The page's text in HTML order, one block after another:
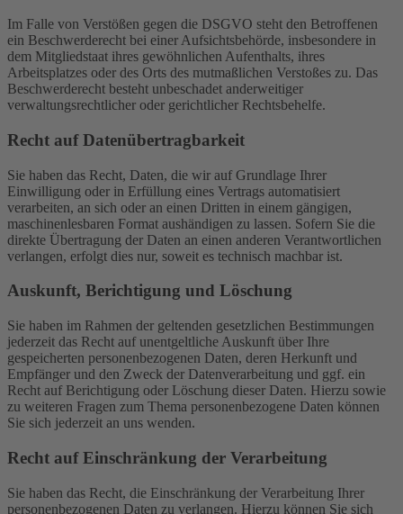
Im Falle von Verstößen gegen die DSGVO steht den Betroffenen
ein Beschwerderecht bei einer Aufsichtsbehörde, insbesondere in
dem Mitgliedstaat ihres gewöhnlichen Aufenthalts, ihres
Arbeitsplatzes oder des Orts des mutmaßlichen Verstoßes zu. Das
Beschwerderecht besteht unbeschadet anderweitiger
verwaltungsrechtlicher oder gerichtlicher Rechtsbehelfe.
Recht auf Daten­übertrag­barkeit
Sie haben das Recht, Daten, die wir auf Grundlage Ihrer
Einwilligung oder in Erfüllung eines Vertrags automatisiert
verarbeiten, an sich oder an einen Dritten in einem gängigen,
maschinenlesbaren Format aushändigen zu lassen. Sofern Sie die
direkte Übertragung der Daten an einen anderen Verantwortlichen
verlangen, erfolgt dies nur, soweit es technisch machbar ist.
Auskunft, Berichtigung und Löschung
Sie haben im Rahmen der geltenden gesetzlichen Bestimmungen
jederzeit das Recht auf unentgeltliche Auskunft über Ihre
gespeicherten personenbezogenen Daten, deren Herkunft und
Empfänger und den Zweck der Datenverarbeitung und ggf. ein
Recht auf Berichtigung oder Löschung dieser Daten. Hierzu sowie
zu weiteren Fragen zum Thema personenbezogene Daten können
Sie sich jederzeit an uns wenden.
Recht auf Einschränkung der Verarbeitung
Sie haben das Recht, die Einschränkung der Verarbeitung Ihrer
personenbezogenen Daten zu verlangen. Hierzu können Sie sich